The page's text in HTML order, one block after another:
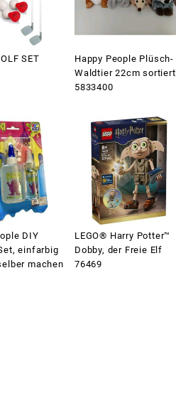
SET
Happy People Plüsch-
Waldtier 22cm sortiert
5833400
DIY
einfarbig
machen
LEGO® Harry Potter™
Dobby, der Freie Elf
76469